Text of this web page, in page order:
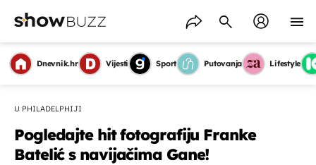
Dnevnik.hr Vijesti Sport Putovanja Lifestyle
U PHILADELPHIJI
Pogledajte hit fotografiju Franke
Batelić s navijačima Gane!